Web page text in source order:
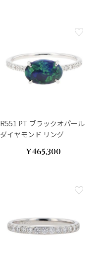
R551 PT ブラックオパール
ダイヤモンド リング
¥465,300